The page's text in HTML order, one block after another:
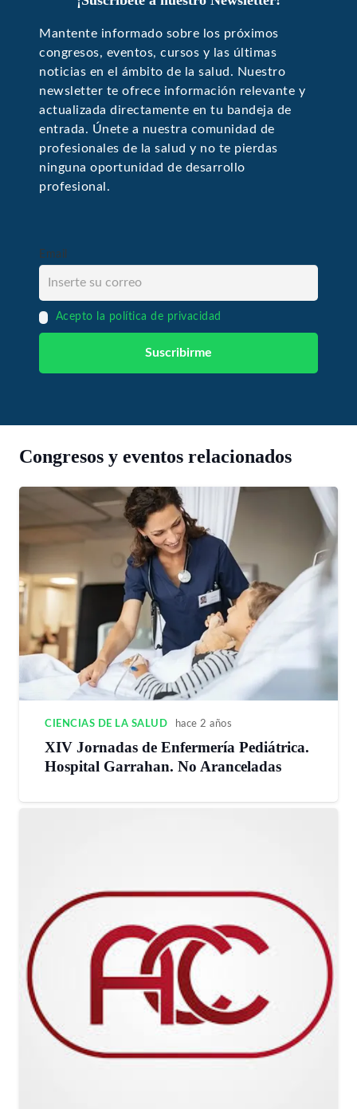
Mantente informado sobre los próximos
congresos, eventos, cursos y las últimas
noticias en el ámbito de la salud. Nuestro
newsletter te ofrece información relevante y
actualizada directamente en tu bandeja de
entrada. Únete a nuestra comunidad de
profesionales de la salud y no te pierdas
ninguna oportunidad de desarrollo
profesional.
Email
Acepto la política de privacidad
Congresos y eventos relacionados
CIENCIAS DE LA SALUD hace 2 años
XIV Jornadas de Enfermería Pediátrica.
Hospital Garrahan. No Aranceladas